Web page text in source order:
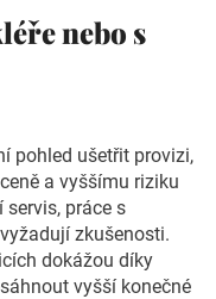
nebo s
pohled ušetřit provizi,
a vyššímu riziku
práce s
zkušenosti.
dokážou díky
vyšší konečné